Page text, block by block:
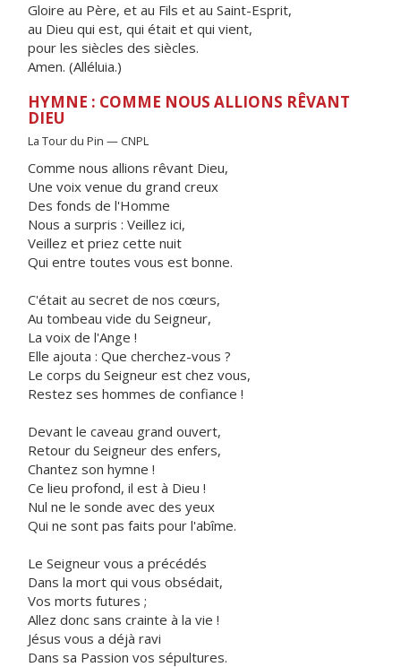
Gloire au Père, et au Fils et au Saint-Esprit,
au Dieu qui est, qui était et qui vient,
pour les siècles des siècles.
Amen. (Alléluia.)
HYMNE : COMME NOUS ALLIONS RÊVANT
DIEU
La Tour du Pin — CNPL
Comme nous allions rêvant Dieu,
Une voix venue du grand creux
Des fonds de l'Homme
Nous a surpris : Veillez ici,
Veillez et priez cette nuit
Qui entre toutes vous est bonne.
C'était au secret de nos cœurs,
Au tombeau vide du Seigneur,
La voix de l'Ange !
Elle ajouta : Que cherchez-vous ?
Le corps du Seigneur est chez vous,
Restez ses hommes de confiance !
Devant le caveau grand ouvert,
Retour du Seigneur des enfers,
Chantez son hymne !
Ce lieu profond, il est à Dieu !
Nul ne le sonde avec des yeux
Qui ne sont pas faits pour l'abîme.
Le Seigneur vous a précédés
Dans la mort qui vous obsédait,
Vos morts futures ;
Allez donc sans crainte à la vie !
Jésus vous a déjà ravi
Dans sa Passion vos sépultures.